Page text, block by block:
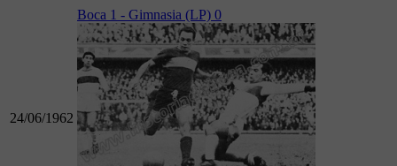
24/06/1962
Boca 1 - Gimnasia (LP) 0